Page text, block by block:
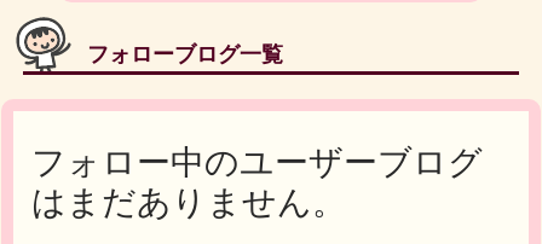
フォローブログ一覧
フォロー中のユーザーブログ
はまだありません。